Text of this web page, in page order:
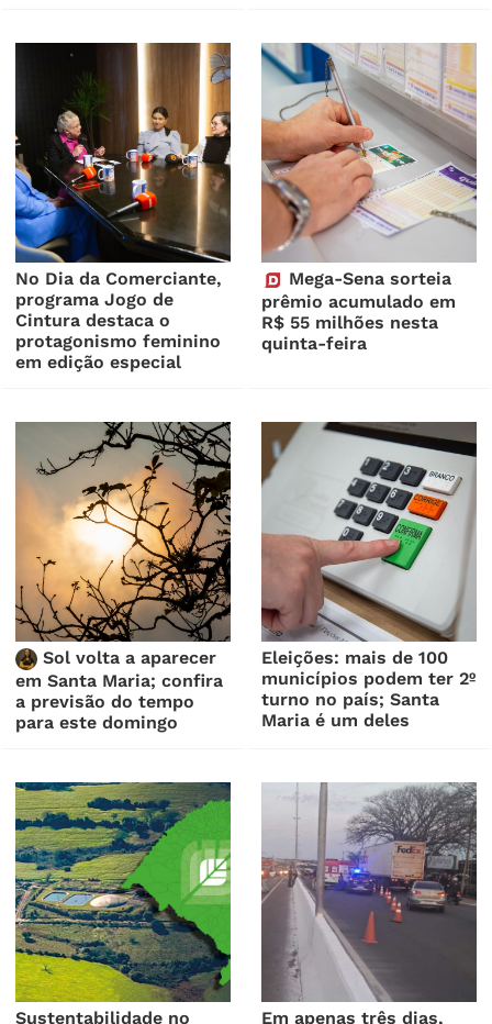
No Dia da Comerciante,
programa Jogo de
Cintura destaca o
protagonismo feminino
em edição especial
Mega-Sena sorteia
prêmio acumulado em
R$ 55 milhões nesta
quinta-feira
Sol volta a aparecer
em Santa Maria; confira
a previsão do tempo
para este domingo
Eleições: mais de 100
municípios podem ter 2º
turno no país; Santa
Maria é um deles
Sustentabilidade no Em apenas três dias,